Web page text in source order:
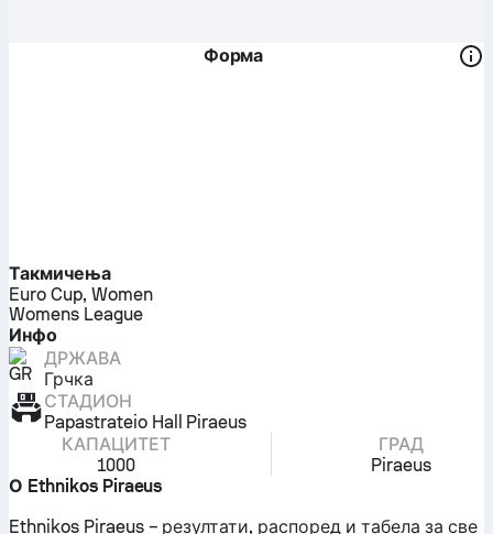
Форма
Такмичења
Euro Cup, Women
Womens League
Инфо
ДРЖАВА
Грчка
СТАДИОН
Papastrateio Hall Piraeus
КАПАЦИТЕТ
1000
ГРАД
Piraeus
О Ethnikos Piraeus
Ethnikos Piraeus – резултати, распоред и табела за све